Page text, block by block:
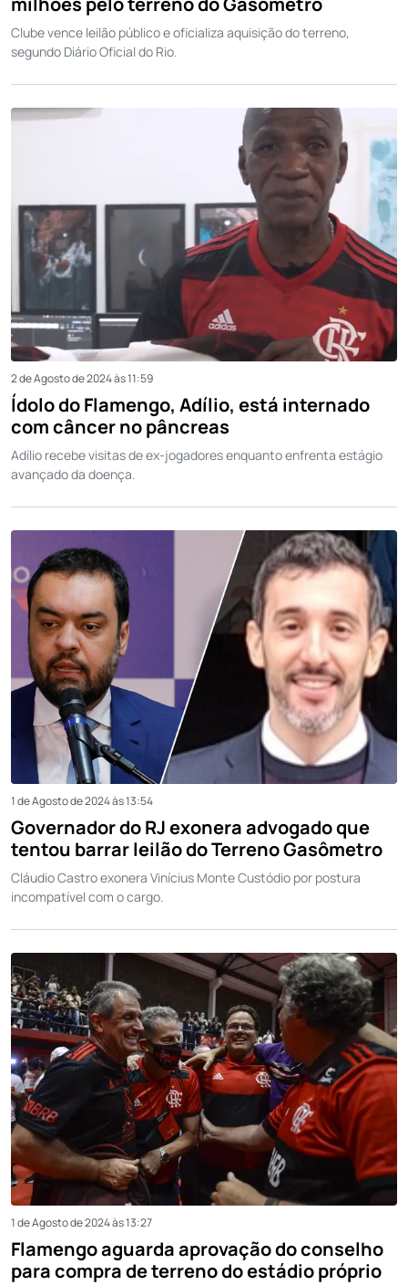
Clube vence leilão público e oficializa aquisição do terreno,
segundo Diário Oficial do Rio.
2 de Agosto de 2024 às 11:59
Ídolo do Flamengo, Adílio, está internado
com câncer no pâncreas
Adílio recebe visitas de ex-jogadores enquanto enfrenta estágio
avançado da doença.
1 de Agosto de 2024 às 13:54
Governador do RJ exonera advogado que
tentou barrar leilão do Terreno Gasômetro
Cláudio Castro exonera Vinícius Monte Custódio por postura
incompatível com o cargo.
1 de Agosto de 2024 às 13:27
Flamengo aguarda aprovação do conselho
para compra de terreno do estádio próprio